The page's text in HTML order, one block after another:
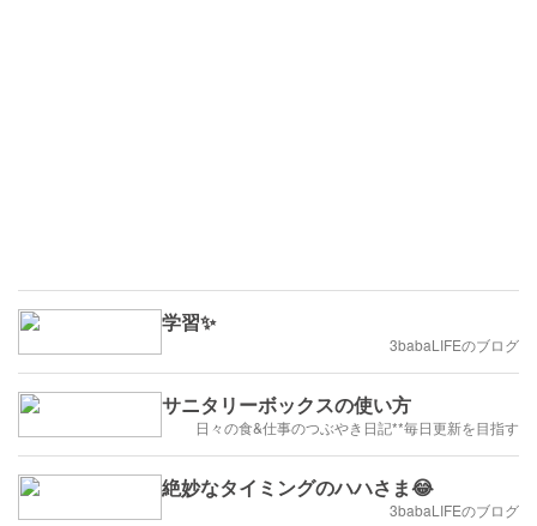
学習✨
3babaLIFEのブログ
サニタリーボックスの使い方
日々の食&仕事のつぶやき日記**毎日更新を目指す
絶妙なタイミングのハハさま😂
3babaLIFEのブログ